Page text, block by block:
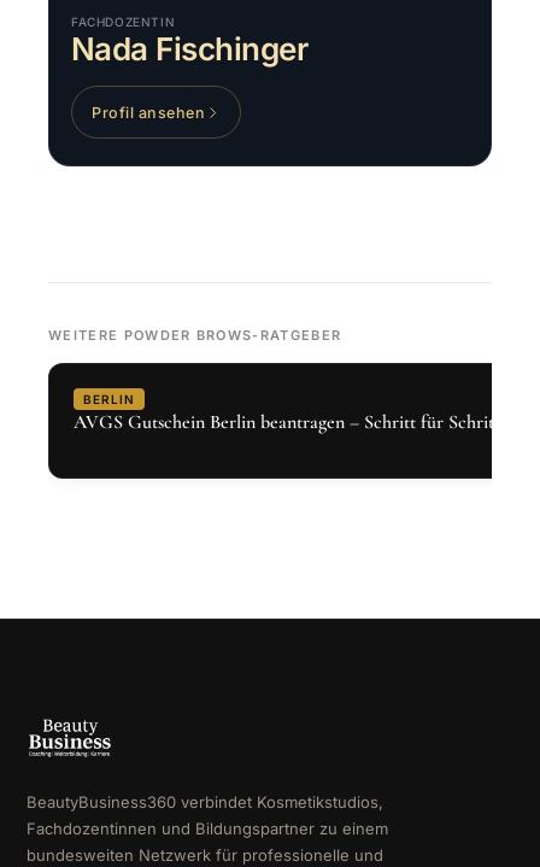
FACHDOZENTIN
Nada Fischinger
Profil ansehen
WEITERE POWDER BROWS-RATGEBER
BERLIN
AVGS Gutschein Berlin beantragen – Schritt für Schritt 2026
BeautyBusiness360 verbindet Kosmetikstudios,
Fachdozentinnen und Bildungspartner zu einem
bundesweiten Netzwerk für professionelle und